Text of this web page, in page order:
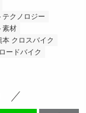
テクノロジー
素材
本 クロスバイク
ードバイク